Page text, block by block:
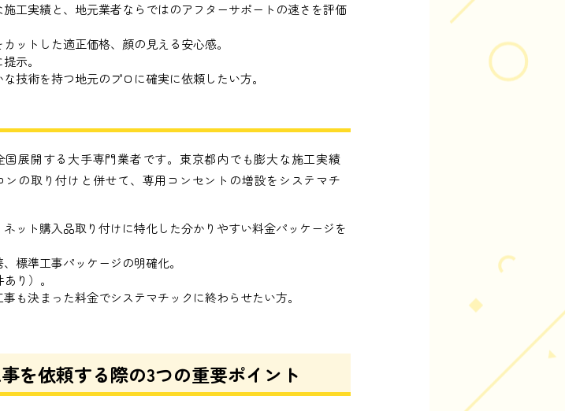
工実績と、地元業者ならではのアフターサポートの速さを評価
ットした適正価格、顔の見える安心感。
示。
技術を持つ地元のプロに確実に依頼したい方。
展開する大手専門業者です。東京都内でも膨大な施工実績
の取り付けと併せて、専用コンセントの増設をシステマチ
ット購入品取り付けに特化した分かりやすい料金パッケージを
標準工事パッケージの明確化。
り）。
も決まった料金でシステマチックに終わらせたい方。
を依頼する際の3つの重要ポイント